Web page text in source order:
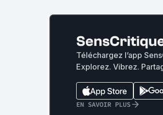
Téléchargez l’app
Explorez. Vibrez.
EN SAVOIR PLUS